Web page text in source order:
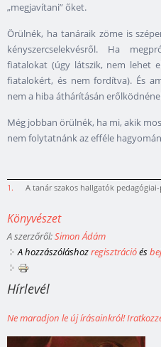
„megjavítani” őket.
Örülnék, ha tanáraik zöme is
kényszercselekvésről. Ha
fiatalokat (úgy látszik, nem lehet
fiatalokért, és nem fordítva). És
nem a hiba áthárításán
Még jobban örülnék, ha mi, akik
nem folytatnánk az efféle
1. A tanár szakos hallgatók
Könyvészet
A szerzőről:Simon Ádám
A hozzászóláshozregisztrációés
Hírlevél
Ne maradjon le új írásainkról!